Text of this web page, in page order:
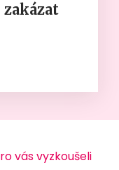
vás vyzkoušeli